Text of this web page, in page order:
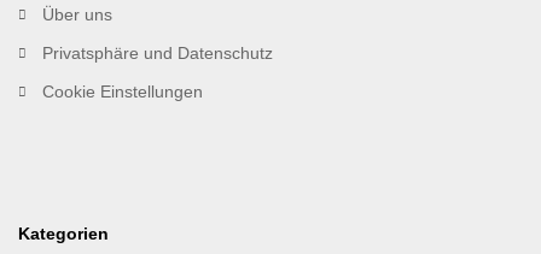
Über uns
Privatsphäre und Datenschutz
Cookie Einstellungen
Kategorien